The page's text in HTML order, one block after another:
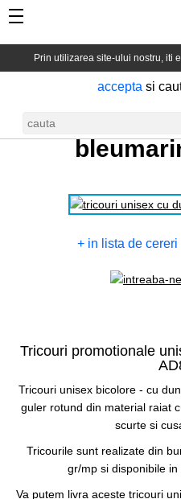
Prin utilizarea site-ului nostru, iti
accepta si
Tricou
+ in lista de cereri
Tricouri promotionale
Tricouri unisex bicolore - cu
guler rotund din material raiat
scurte si
Tricourile sunt realizate din
gr/mp si disponibile in
Va putem livra aceste tricouri